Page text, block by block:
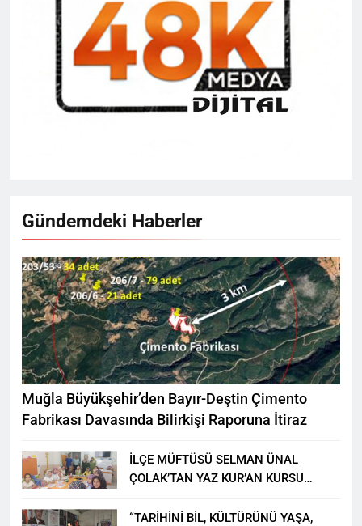
Gündemdeki Haberler
Muğla Büyükşehir’den Bayır-Deştin Çimento
Fabrikası Davasında Bilirkişi Raporuna İtiraz
İLÇE MÜFTÜSÜ SELMAN ÜNAL
ÇOLAK’TAN YAZ KUR’AN KURSU
“TARİHİNİ BİL, KÜLTÜRÜNÜ YAŞA,